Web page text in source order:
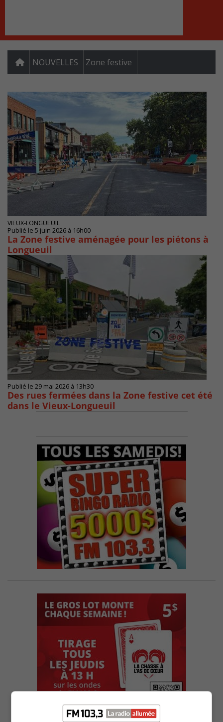
NOUVELLES Zone festive
VIEUX-LONGUEUIL
Publié le 5 juin 2026 à 16h00
La Zone festive aménagée pour les piétons à
Longueuil
Publié le 29 mai 2026 à 13h30
Des rues fermées dans la Zone festive cet été
dans le Vieux-Longueuil